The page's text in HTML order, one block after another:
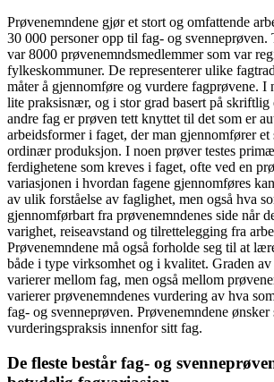
Prøvenemndene gjør et stort og omfattende
30 000 personer opp til fag- og svenneprøven.
var 8000 prøvenemndsmedlemmer som var
fylkeskommuner. De representerer ulike
måter å gjennomføre og vurdere fagprøvene. I
lite praksisnær, og i stor grad basert på skriftlig
andre fag er prøven tett knyttet til det som er
arbeidsformer i faget, der man gjennomfører
ordinær produksjon. I noen prøver testes
ferdighetene som kreves i faget, ofte ved en
variasjonen i hvordan fagene gjennomføres
av ulik forståelse av faglighet, men også hva
gjennomførbart fra prøvenemndenes side når
varighet, reiseavstand og tilrettelegging fra
Prøvenemndene må også forholde seg til at
både i type virksomhet og i kvalitet. Graden
varierer mellom fag, men også mellom
varierer prøvenemndenes vurdering av hva
fag- og svenneprøven. Prøvenemndene
vurderingspraksis innenfor sitt fag.
De fleste består fag- og